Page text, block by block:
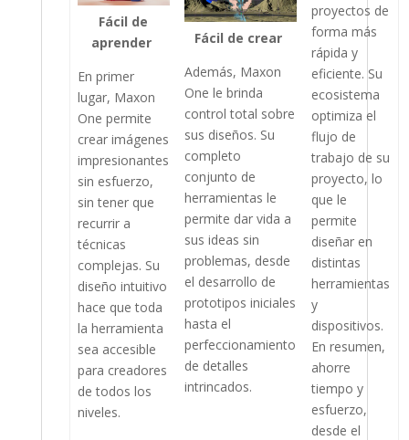
Fácil de
aprender
En primer
lugar, Maxon
One permite
crear imágenes
impresionantes
sin esfuerzo,
sin tener que
recurrir a
técnicas
complejas. Su
diseño intuitivo
hace que toda
la herramienta
sea accesible
para creadores
de todos los
niveles.
Fácil de crear
Además, Maxon
One le brinda
control total sobre
sus diseños. Su
completo
conjunto de
herramientas le
permite dar vida a
sus ideas sin
problemas, desde
el desarrollo de
prototipos iniciales
hasta el
perfeccionamiento
de detalles
intrincados.
proyectos de
forma más
rápida y
eficiente. Su
ecosistema
optimiza el
flujo de
trabajo de su
proyecto, lo
que le
permite
diseñar en
distintas
herramientas
y
dispositivos.
En resumen,
ahorre
tiempo y
esfuerzo,
desde el